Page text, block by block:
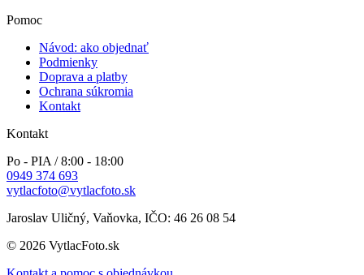
Pomoc
Návod: ako objednať
Podmienky
Doprava a platby
Ochrana súkromia
Kontakt
Kontakt
Po - PIA / 8:00 - 18:00
0949 374 693
vytlacfoto@vytlacfoto.sk
Jaroslav Uličný, Vaňovka, IČO: 46 26 08 54
© 2026 VytlacFoto.sk